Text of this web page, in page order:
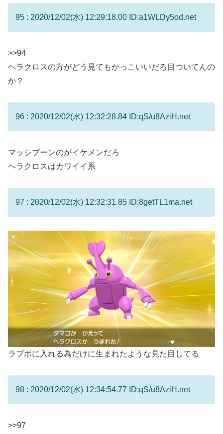
95 : 2020/12/02(水) 12:29:18.00 ID:a1WLDy5od.net
>>94
ヘラクロスの方がどう見てもかっこいいだろ目ついてんの
か？
96 : 2020/12/02(水) 12:32:28.84 ID:qS/u8AziH.net
マッシブーンのがイケメンだろ
ヘラクロスはカワイイ系
97 : 2020/12/02(水) 12:32:31.85 ID:8getTL1ma.net
ラブボに入れる為だけに生まれたような見た目してる
98 : 2020/12/02(水) 12:34:54.77 ID:qS/u8AziH.net
>>97